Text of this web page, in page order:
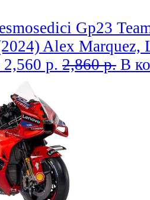
Gp23
Alex Marquez,
2,560 р. 2,860 р. В